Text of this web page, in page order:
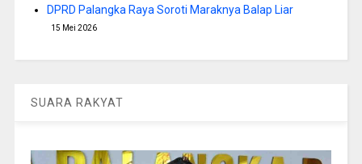
DPRD Palangka Raya Soroti Maraknya Balap Liar
15 Mei 2026
SUARA RAKYAT